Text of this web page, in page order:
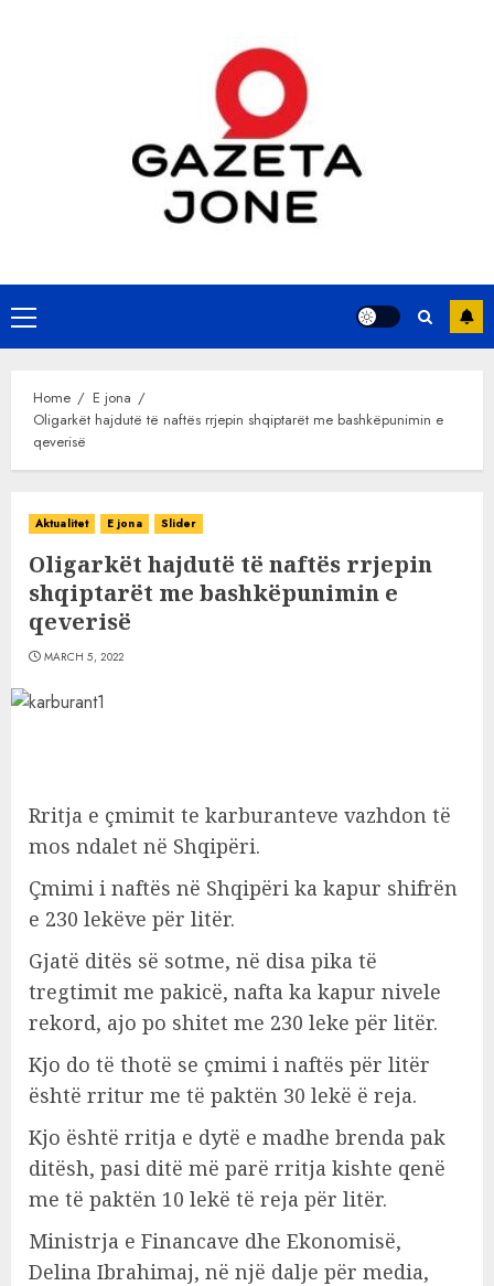
Primary
Menu
Home
E jona
Oligarkët hajdutë të naftës rrjepin shqiptarët me bashkëpunimin e
qeverisë
Aktualitet E jona Slider
Oligarkët hajdutë të naftës rrjepin
shqiptarët me bashkëpunimin e
qeverisë
MARCH 5, 2022
Rritja e çmimit te karburanteve vazhdon të
mos ndalet në Shqipëri.
Çmimi i naftës në Shqipëri ka kapur shifrën
e 230 lekëve për litër.
Gjatë ditës së sotme, në disa pika të
tregtimit me pakicë, nafta ka kapur nivele
rekord, ajo po shitet me 230 leke për litër.
Kjo do të thotë se çmimi i naftës për litër
është rritur me të paktën 30 lekë ë reja.
Kjo është rritja e dytë e madhe brenda pak
ditësh, pasi ditë më parë rritja kishte qenë
me të paktën 10 lekë të reja për litër.
Ministrja e Financave dhe Ekonomisë,
Delina Ibrahimaj, në një dalje për media,